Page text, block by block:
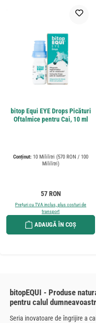
bitop Equi EYE Drops Picături
Oftalmice pentru Cai, 10 ml
Conținut: 10 Mililitri (570 RON / 100
Mililitri)
Preț obișnuit:
57 RON
Prețuri cu TVA inclus, plus costuri de
transport
ADAUGĂ ÎN COȘ
bitopEQUI - Produse
pentru calul
Seria inovatoare de îngrijire a